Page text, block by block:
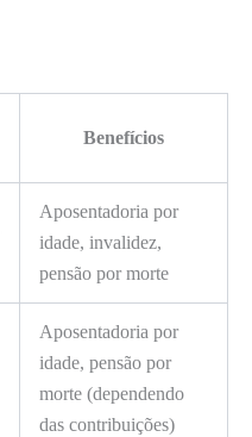
Benefícios
Aposentadoria por
idade, invalidez,
pensão por morte
Aposentadoria por
idade, pensão por
morte (dependendo
das contribuições)